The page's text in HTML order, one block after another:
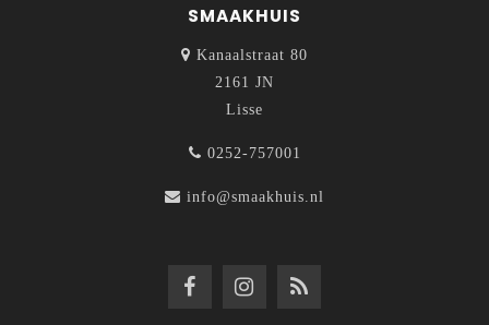
SMAAKHUIS
Kanaalstraat 80
2161 JN
Lisse
0252-757001
info@smaakhuis.nl